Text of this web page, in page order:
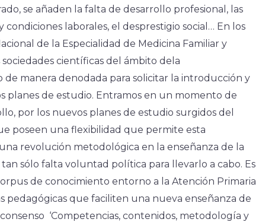
se añaden la falta de desarrollo profesional, las
laborales, el desprestigio social… En los
de la Especialidad de Medicina Familiar y
científicas del ámbito dela
de manera denodada para solicitar la introducción y
planes de estudio. Entramos en un momento de
por los nuevos planes de estudio surgidos del
poseen una flexibilidad que permite esta
revolución metodológica en la enseñanza de la
sólo falta voluntad política para llevarlo a cabo. Es
de conocimiento entorno a la Atención Primaria
pedagógicas que faciliten una nueva enseñanza de
‘Competencias, contenidos, metodología y